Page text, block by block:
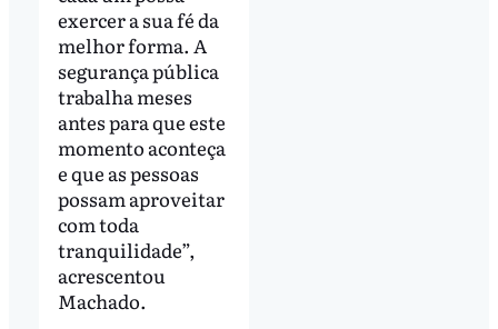
exercer a sua fé da
melhor forma. A
segurança pública
trabalha meses
antes para que este
momento aconteça
e que as pessoas
possam aproveitar
com toda
tranquilidade”,
acrescentou
Machado.